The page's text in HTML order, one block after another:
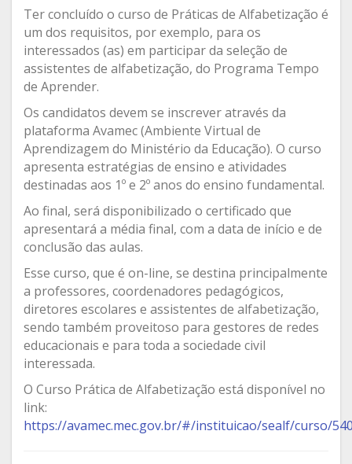
Ter concluído o curso de Práticas de Alfabetização é
um dos requisitos, por exemplo, para os
interessados (as) em participar da seleção de
assistentes de alfabetização, do Programa Tempo
de Aprender.
Os candidatos devem se inscrever através da
plataforma Avamec (Ambiente Virtual de
Aprendizagem do Ministério da Educação). O curso
apresenta estratégias de ensino e atividades
destinadas aos 1º e 2º anos do ensino fundamental.
Ao final, será disponibilizado o certificado que
apresentará a média final, com a data de início e de
conclusão das aulas.
Esse curso, que é on-line, se destina principalmente
a professores, coordenadores pedagógicos,
diretores escolares e assistentes de alfabetização,
sendo também proveitoso para gestores de redes
educacionais e para toda a sociedade civil
interessada.
O Curso Prática de Alfabetização está disponível no
link:
https://avamec.mec.gov.br/#/instituicao/sealf/curso/